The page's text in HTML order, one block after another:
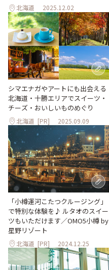
北海道 2025.12.02
シマエナガやアートにも出会える
北海道・十勝エリアでスイーツ・
チーズ・おいしいものめぐり
北海道 [PR] 2025.09.09
「小樽運河こたつクルージング」
で特別な体験を♪ ルタオのスイー
ツもいただけます／OMO5小樽 by
星野リゾート
北海道 [PR] 2024.12.25